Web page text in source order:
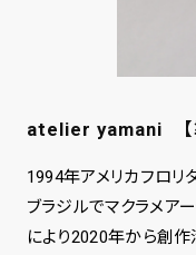
atelier yamani 【
1994年アメリカフロリ
ブラジルでマクラメア
により2020年から創